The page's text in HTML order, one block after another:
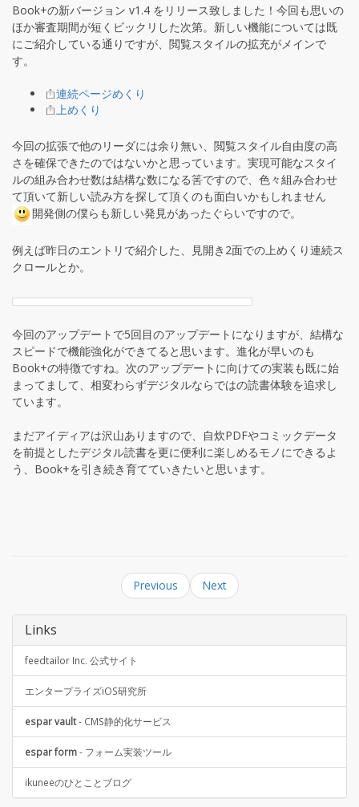
Book+の新バージョン v1.4 をリリース致しました！今回も思いの
ほか審査期間が短くビックリした次第。新しい機能については既
にご紹介している通りですが、閲覧スタイルの拡充がメインで
す。
連続ページめくり
上めくり
今回の拡張で他のリーダには余り無い、閲覧スタイル自由度の高
さを確保できたのではないかと思っています。実現可能なスタイ
ルの組み合わせ数は結構な数になる筈ですので、色々組み合わせ
て頂いて新しい読み方を探して頂くのも面白いかもしれません
開発側の僕らも新しい発見があったぐらいですので。
例えば昨日のエントリで紹介した、見開き2面での上めくり連続ス
クロールとか。
今回のアップデートで5回目のアップデートになりますが、結構な
スピードで機能強化ができてると思います。進化が早いのも
Book+の特徴ですね。次のアップデートに向けての実装も既に始
まってまして、相変わらずデジタルならではの読書体験を追求し
ています。
まだアイディアは沢山ありますので、自炊PDFやコミックデータ
を前提としたデジタル読書を更に便利に楽しめるモノにできるよ
う、Book+を引き続き育てていきたいと思います。
Previous Next
Links
feedtailor Inc. 公式サイト
エンタープライズiOS研究所
espar vault- CMS静的化サービス
espar form- フォーム実装ツール
ikuneeのひとことブログ